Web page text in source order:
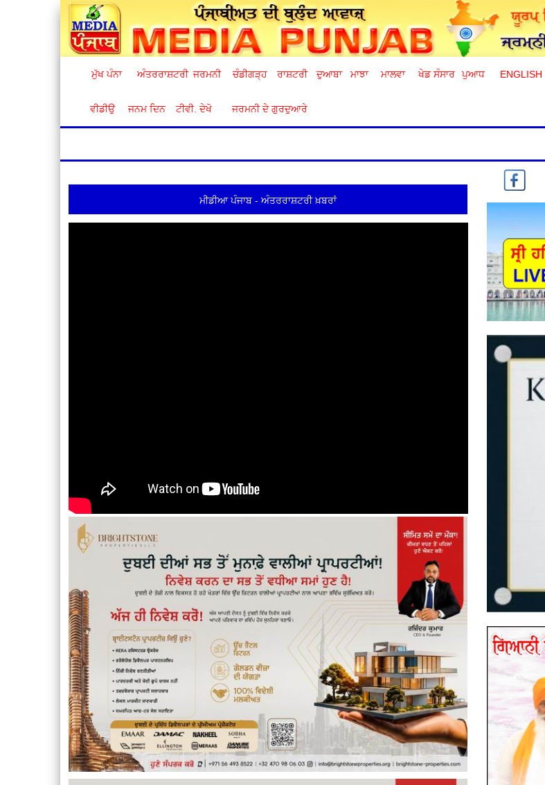
ਮੁੱਖ ਪੰਨਾ ਅੰਤਰਰਾਸ਼ਟਰੀ ਜਰਮਨੀ ਚੰਡੀਗੜ੍ਹ ਰਾਸ਼ਟਰੀ ਦੁਆਬਾ ਮਾਝਾ ਮਾਲਵਾ ਖੇਡ ਸੰਸਾਰ ਪੁਆਧ ENGLISH
ਵੀਡੀਉ ਜਨਮ ਦਿਨ ਟੀਵੀ. ਦੇਖੋ ਜਰਮਨੀ ਦੇ ਗੁਰਦੁਆਰੇ
ਮੀਡੀਆ ਪੰਜਾਬ - ਅੰਤਰਰਾਸ਼ਟਰੀ ਖ਼ਬਰਾਂ